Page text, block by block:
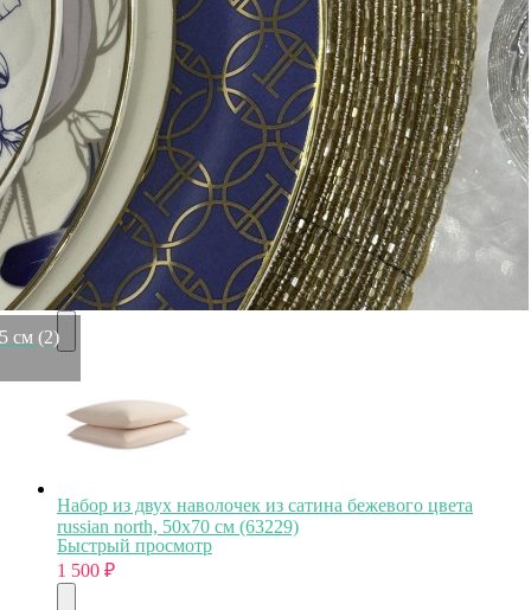
см (2)
Рекомендуем посмотреть
Скидка!
Ваза 11*11*30 (TT-00000114)
Быстрый просмотр
2 500₽ 1 500₽
Набор из двух наволочек из сатина бежевого цвета
russian north, 50х70 см (63229)
Быстрый просмотр
1 500 ₽